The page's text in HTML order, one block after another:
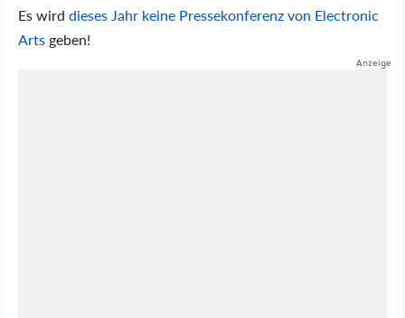
Es wird dieses Jahr keine Pressekonferenz von Electronic
Arts geben!